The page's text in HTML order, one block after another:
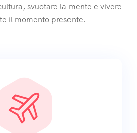
svuotare la mente e vivere
il momento presente.